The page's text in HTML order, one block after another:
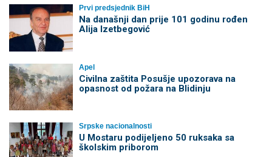
Prvi predsjednik BiH
Na današnji dan prije 101 godinu rođen
Alija Izetbegović
Apel
Civilna zaštita Posušje upozorava na
opasnost od požara na Blidinju
Srpske nacionalnosti
U Mostaru podijeljeno 50 ruksaka sa
školskim priborom